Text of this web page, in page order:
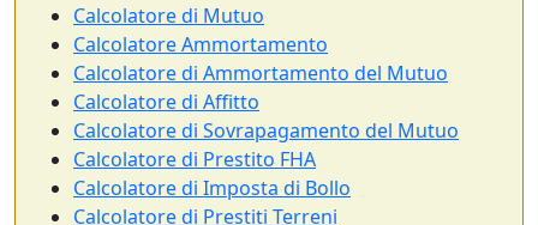
Calcolatore di Mutuo
Calcolatore Ammortamento
Calcolatore di Ammortamento del Mutuo
Calcolatore di Affitto
Calcolatore di Sovrapagamento del Mutuo
Calcolatore di Prestito FHA
Calcolatore di Imposta di Bollo
Calcolatore di Prestiti Terreni